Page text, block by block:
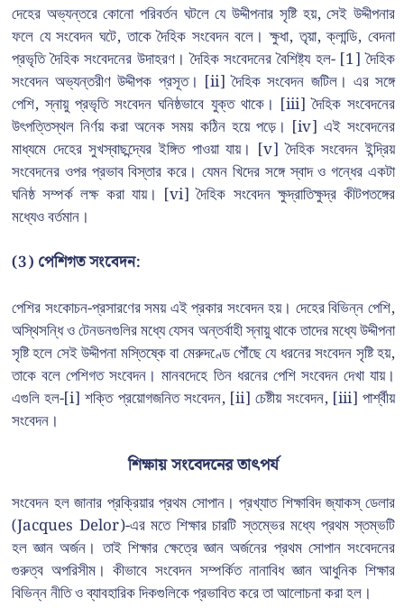
দেহের অভ্যন্তরে কোনো পরিবর্তন ঘটলে যে উদ্দীপনার সৃষ্টি হয়, সেই উদ্দীপনার
ফলে যে সংবেদন ঘটে, তাকে দৈহিক সংবেদন বলে। ক্ষুধা, তৃয়া, ক্লান্ডি, বেদনা
প্রভৃতি দৈহিক সংবেদনের উদাহরণ। দৈহিক সংবেদনের বৈশিষ্ট্য হল- [1] দৈহিক
সংবেদন অভ্যন্তরীণ উদ্দীপক প্রসূত। [ii] দৈহিক সংবেদন জটিল। এর সঙ্গে
পেশি, স্নায়ু প্রভৃতি সংবেদন ঘনিষ্ঠভাবে যুক্ত থাকে। [iii] দৈহিক সংবেদনের
উৎপত্তিস্থল নির্ণয় করা অনেক সময় কঠিন হয়ে পড়ে। [iv] এই সংবেদনের
মাধ্যমে দেহের সুখস্বাছন্দ্যের ইঙ্গিত পাওয়া যায়। [v] দৈহিক সংবেদন ইন্দ্রিয়
সংবেদনের ওপর প্রভাব বিস্তার করে। যেমন খিদের সঙ্গে স্বাদ ও গন্ধের একটা
ঘনিষ্ঠ সম্পর্ক লক্ষ করা যায়। [vi] দৈহিক সংবেদন ক্ষুদ্রাতিক্ষুদ্র কীটপতঙ্গের
মধ্যেও বর্তমান।
(3) পেশিগত সংবেদন:
পেশির সংকোচন-প্রসারণের সময় এই প্রকার সংবেদন হয়। দেহের বিভিন্ন পেশি,
অস্থিসন্ধি ও টেনডনগুলির মধ্যে যেসব অন্তর্বাহী স্নায়ু থাকে তাদের মধ্যে উদ্দীপনা
সৃষ্টি হলে সেই উদ্দীপনা মস্তিষ্কে বা মেরুদণ্ডে পৌঁছে যে ধরনের সংবেদন সৃষ্টি হয়,
তাকে বলে পেশিগত সংবেদন। মানবদেহে তিন ধরনের পেশি সংবেদন দেখা যায়।
এগুলি হল-[i] শক্তি প্রয়োগজনিত সংবেদন, [ii] চেষ্টীয় সংবেদন, [iii] পার্শ্বীয়
সংবেদন।
শিক্ষায় সংবেদনের তাৎপর্য
সংবেদন হল জানার প্রক্রিয়ার প্রথম সোপান। প্রখ্যাত শিক্ষাবিদ জ্যাকস্ ডেলার
(Jacques Delor)-এর মতে শিক্ষার চারটি স্তম্ভের মধ্যে প্রথম স্তম্ভটি
হল জ্ঞান অর্জন। তাই শিক্ষার ক্ষেত্রে জ্ঞান অর্জনের প্রথম সোপান সংবেদনের
গুরুত্ব অপরিসীম। কীভাবে সংবেদন সম্পর্কিত নানাবিধ জ্ঞান আধুনিক শিক্ষার
বিভিন্ন নীতি ও ব্যাবহারিক দিকগুলিকে প্রভাবিত করে তা আলোচনা করা হল।